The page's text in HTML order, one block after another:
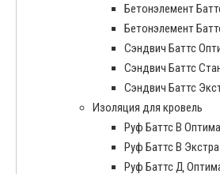
Бетонэлемент
Бетонэлемент
Сэндвич Баттс
Сэндвич Баттс
Сэндвич Баттс
Изоляция для кровель
Руф Баттс В Оптима
Руф Баттс В Экстра
Руф Баттс Д